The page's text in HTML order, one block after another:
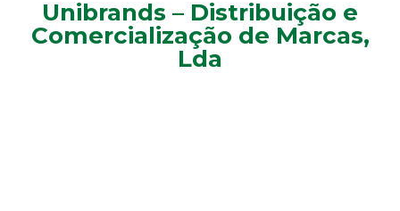
Unibrands – Distribuição e
Comercialização de Marcas,
Lda